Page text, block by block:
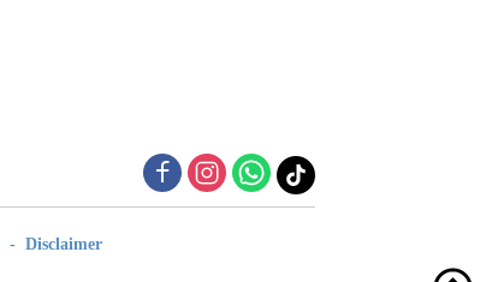
Disclaimer